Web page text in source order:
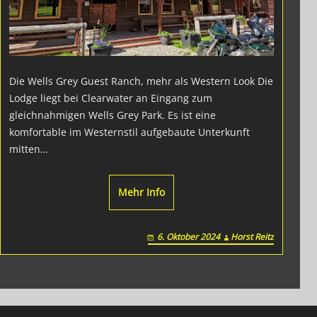
Die Wells Grey Guest Ranch, mehr als Western Look Die
Lodge liegt bei Clearwater an Eingang zum
gleichnahmigen Wells Grey Park. Es ist eine
komfortable im Westernstil aufgebaute Unterkunft
mitten…
Mehr Info
6. Oktober 2024 Horst Reitz